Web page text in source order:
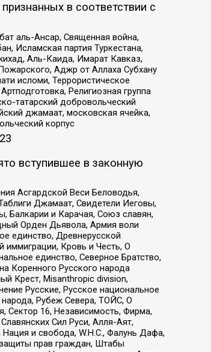
в соответствии с
аль-Ансар, Священная война,
Исламская партия Туркестана,
Аль-Каида, Имарат Кавказ,
Аджр от Аллаха Субхану
исломи, Террористическое
Религиозная группа
татарский добровольческий
джамаат, московская ячейка,
корпус
вступившее в законную
Асгардской Веси Беловодья,
Джамаат, Свидетели Иеговы,
Балкарии и Карачая, Союз славян,
Орден Дьявола, Армия воли
единство, Древнерусской
иммиграции, Кровь и Честь, О
единство, Северное Братство,
Коренного Русского народа
Крест, Misanthropic division,
Русские, Русское национальное
Рубеж Севера, ТОЙС, О
Сектор 16, Независимость, Фирма,
Сил Руси, Алля-Аят,
и свобода, W.H.С., Фалунь Дафа,
прав граждан, Штабы